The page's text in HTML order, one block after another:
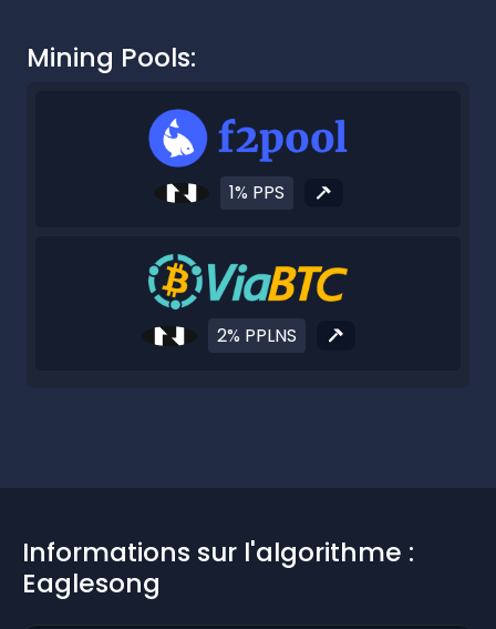
Mining Pools:
1% PPS
2% PPLNS
Informations sur l'algorithme :
Eaglesong